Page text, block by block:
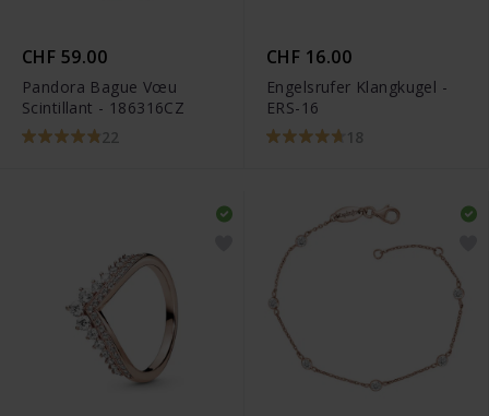
CHF 59.00
Pandora Bague Vœu
Scintillant - 186316CZ
22
CHF 16.00
Engelsrufer Klangkugel -
ERS-16
18